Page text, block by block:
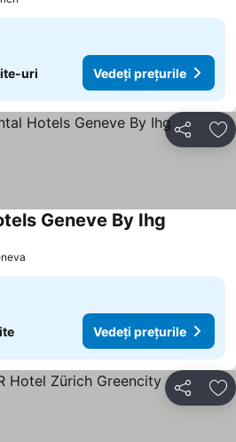
uri Vedeți prețurile
Distribuiți
Geneve By Ihg
Vedeți prețurile
Distribuiți